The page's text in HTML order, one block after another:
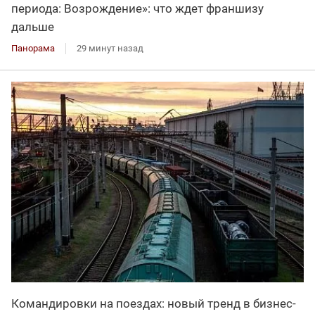
периода: Возрождение»: что ждет франшизу
дальше
Панорама 29 минут назад
Командировки на поездах: новый тренд в бизнес-